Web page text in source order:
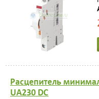
Расцепитель
UA230 DC